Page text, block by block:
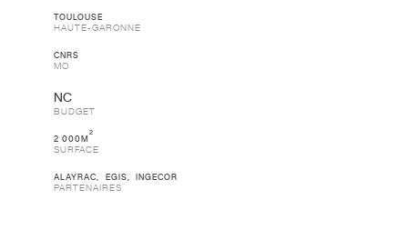
TOULOUSE
HAUTE-GARONNE
CNRS
MO
BUDGET
2 000M
2
SURFACE
ALAYRAC EGIS INGECOR
PARTENAIRES